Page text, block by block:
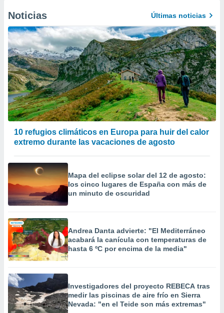
Noticias Últimas noticias
10 refugios climáticos en Europa para huir del calor
extremo durante las vacaciones de agosto
Mapa del eclipse solar del 12 de agosto:
los cinco lugares de España con más de
un minuto de oscuridad
Andrea Danta advierte: "El Mediterráneo
acabará la canícula con temperaturas de
hasta 6 ºC por encima de la media"
Investigadores del proyecto REBECA tras
medir las piscinas de aire frío en Sierra
Nevada: "en el Teide son más extremas"